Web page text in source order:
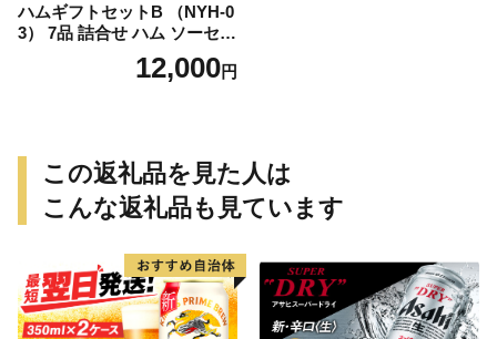
ハムギフトセットB （NYH-0
3） 7品 詰合せ ハム ソーセー
12,000円
この返礼品を見た人は
こんな返礼品も見ています